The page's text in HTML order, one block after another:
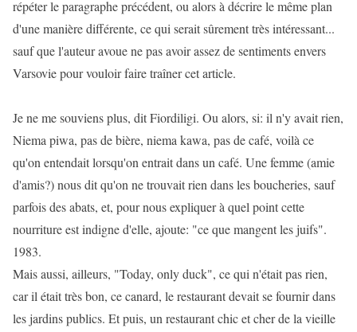
répéter le paragraphe précédent, ou alors à décrire le même plan
d'une manière différente, ce qui serait sûrement très intéressant...
sauf que l'auteur avoue ne pas avoir assez de sentiments envers
Varsovie pour vouloir faire traîner cet article.
Je ne me souviens plus, dit Fiordiligi. Ou alors, si: il n'y avait rien,
Niema piwa, pas de bière, niema kawa, pas de café, voilà ce
qu'on entendait lorsqu'on entrait dans un café. Une femme (amie
d'amis?) nous dit qu'on ne trouvait rien dans les boucheries, sauf
parfois des abats, et, pour nous expliquer à quel point cette
nourriture est indigne d'elle, ajoute: "ce que mangent les juifs".
1983.
Mais aussi, ailleurs, "Today, only duck", ce qui n'était pas rien,
car il était très bon, ce canard, le restaurant devait se fournir dans
les jardins publics. Et puis, un restaurant chic et cher de la vieille